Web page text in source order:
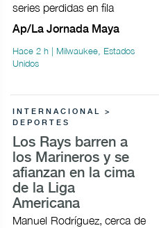
series perdidas en fila
Ap/La Jornada Maya
Hace 2 h | Milwaukee, Estados
Unidos
INTERNACIONAL >
DEPORTES
Los Rays barren a
los Marineros y se
afianzan en la cima
de la Liga
Americana
Manuel Rodríguez, cerca de